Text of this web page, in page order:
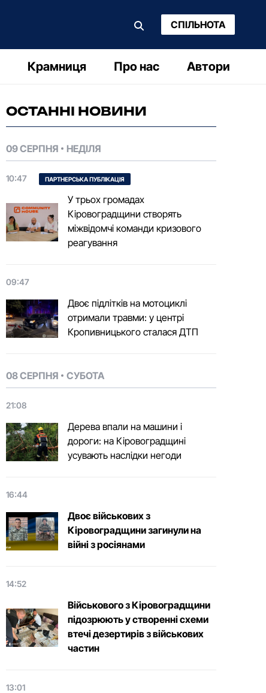
СПІЛЬНОТА
Крамниця Про нас Автори
ОСТАННІ НОВИНИ
09 СЕРПНЯ НЕДІЛЯ
10:47 ПАРТНЕРСЬКА ПУБЛІКАЦІЯ
У трьох громадах
Кіровоградщини створять
міжвідомчі команди кризового
реагування
09:47
Двоє підлітків на мотоциклі
отримали травми: у центрі
Кропивницького сталася ДТП
08 СЕРПНЯ СУБОТА
21:08
Дерева впали на машини і
дороги: на Кіровоградщині
усувають наслідки негоди
16:44
Двоє військових з
Кіровоградщини загинули на
війні з росіянами
14:52
Військового з Кіровоградщини
підозрюють у створенні схеми
втечі дезертирів з військових
частин
13:01